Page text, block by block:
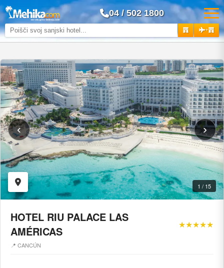
04 / 502 1800
+
‹ ›
1 / 15
HOTEL RIU PALACE LAS
AMÉRICAS
★★★★★
📍 CANCÚN